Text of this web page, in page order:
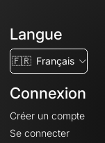
Langue
🇫🇷 Français
Connexion
Créer un compte
Se connecter